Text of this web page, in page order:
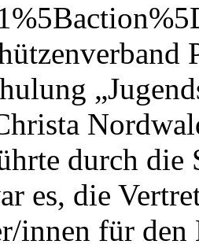
durch die
es, die
innen für den